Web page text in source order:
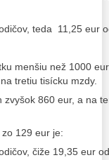
teda 11,25 eur
menšiu než 1000
tretiu tisícku mzdy.
860 eur, a na
129 eur je:
čiže 19,35 eur